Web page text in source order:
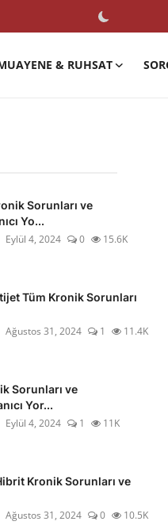
& RUHSAT
Sorunları ve
Yo...
Eylül 4, 2024 0 15.6K
Tüm Kronik Sorunları
Ağustos 31, 2024 1 11.4K
Sorunları ve
Yor...
Eylül 4, 2024 1 11K
Kronik Sorunları ve
Ağustos 31, 2024 0 10.5K